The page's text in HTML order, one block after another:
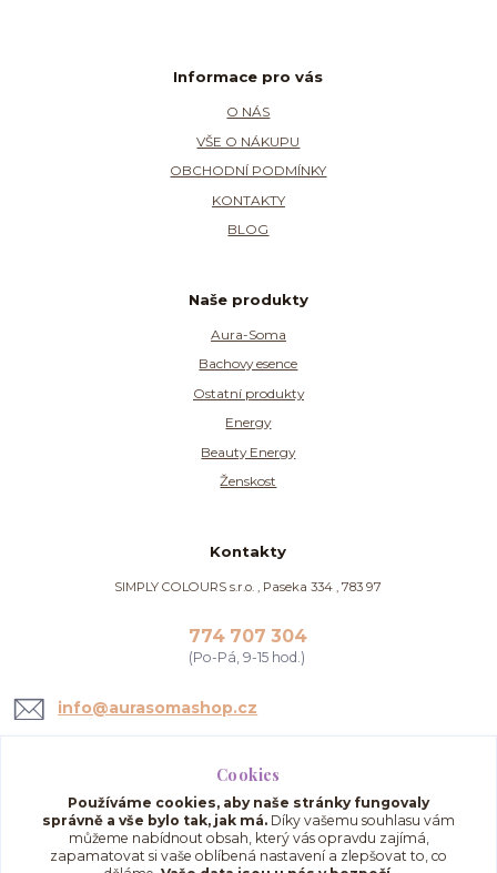
Informace pro vás
O NÁS
VŠE O NÁKUPU
OBCHODNÍ PODMÍNKY
KONTAKTY
BLOG
Naše produkty
Aura-Soma
Bachovy esence
Ostatní produkty
Energy
Beauty Energy
Ženskost
Kontakty
SIMPLY COLOURS s.r.o. , Paseka 334 , 783 97
774 707 304
(Po-Pá, 9-15 hod.)
info@aurasomashop.cz
Cookies
Používáme cookies, aby naše stránky fungovaly
správně a vše bylo tak, jak má. Díky vašemu souhlasu vám
můžeme nabídnout obsah, který vás opravdu zajímá,
zapamatovat si vaše oblíbená nastavení a zlepšovat to, co